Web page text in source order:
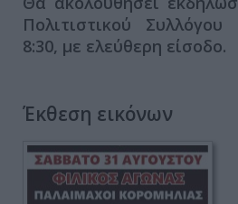
Πολιτιστικού
8:30, με ελεύθερη είσοδο.
Έκθεση εικόνων